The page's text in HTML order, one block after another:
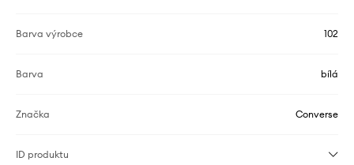
Barva výrobce 102
Barva bílá
Značka Converse
ID produktu